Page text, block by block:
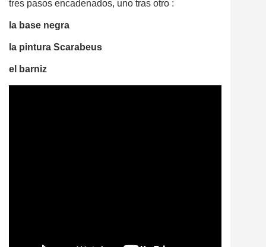
tres pasos encadenados, uno tras otro :
la base negra
la pintura Scarabeus
el barniz